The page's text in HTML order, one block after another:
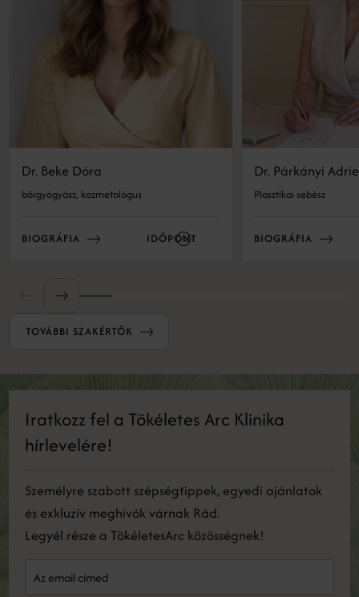
Dr. Beke Dóra
bőrgyógyász, kozmetológus
BIOGRÁFIA IDŐPONT
Dr. Párkányi
Plasztikai sebész
BIOGRÁFIA
TOVÁBBI SZAKÉRTŐK
Iratkozz fel a Tökéletes Arc Klinika
hírlevelére!
Személyre szabott szépségtippek, egyedi ajánlatok
és exkluzív meghívók várnak Rád.
Legyél része a TökéletesArc közösségnek!